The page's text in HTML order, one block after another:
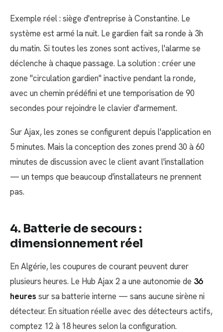
Exemple réel : siège d'entreprise à Constantine. Le
système est armé la nuit. Le gardien fait sa ronde à 3h
du matin. Si toutes les zones sont actives, l'alarme se
déclenche à chaque passage. La solution : créer une
zone "circulation gardien" inactive pendant la ronde,
avec un chemin prédéfini et une temporisation de 90
secondes pour rejoindre le clavier d'armement.
Sur Ajax, les zones se configurent depuis l'application en
5 minutes. Mais la conception des zones prend 30 à 60
minutes de discussion avec le client avant l'installation
— un temps que beaucoup d'installateurs ne prennent
pas.
4. Batterie de secours :
dimensionnement réel
En Algérie, les coupures de courant peuvent durer
plusieurs heures. Le Hub Ajax 2 a une autonomie de 36
heures sur sa batterie interne — sans aucune sirène ni
détecteur. En situation réelle avec des détecteurs actifs,
comptez 12 à 18 heures selon la configuration.